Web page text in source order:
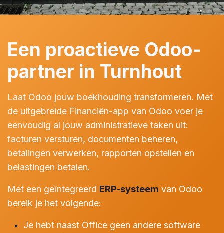
Een proactieve Odoo-
partner in Turnhout
Laat Odoo jouw boekhouding transformeren. Met
de uitgebreide Financiën-app van Odoo voer je
eenvoudig al jouw administratieve taken uit:
facturen versturen, documenten beheren,
betalingen verwerken, rapporten opstellen en
belastingen betalen.
Met een geïntegreerd ERP-systeem van Odoo
bereik je het volgende:
Je hebt naast Office geen andere software